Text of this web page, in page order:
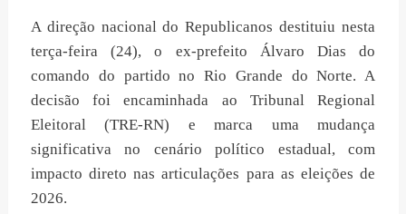
A direção nacional do Republicanos destituiu nesta
terça-feira (24), o ex-prefeito Álvaro Dias do
comando do partido no Rio Grande do Norte. A
decisão foi encaminhada ao Tribunal Regional
Eleitoral (TRE-RN) e marca uma mudança
significativa no cenário político estadual, com
impacto direto nas articulações para as eleições de
2026.